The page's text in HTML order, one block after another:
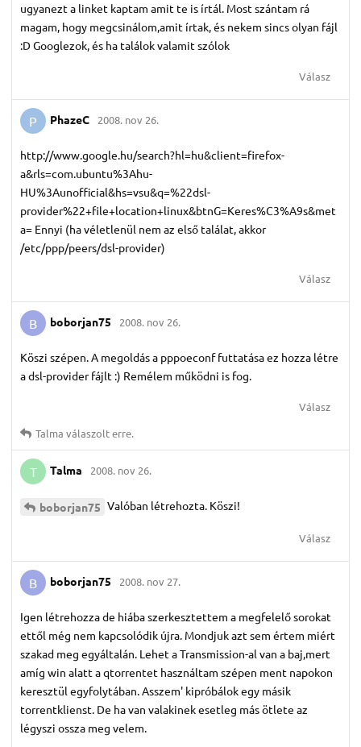
ugyanezt a linket kaptam amit te is írtál. Most szántam rá
magam, hogy megcsinálom,amit írtak, és nekem sincs olyan fájl
:D Googlezok, és ha találok valamit szólok
Válasz
P PhazeC 2008. nov 26.
http://www.google.hu/search?hl=hu&client=firefox-
a&rls=com.ubuntu%3Ahu-
HU%3Aunofficial&hs=vsu&q=%22dsl-
provider%22+file+location+linux&btnG=Keres%C3%A9s&met
a= Ennyi (ha véletlenül nem az első találat, akkor
/etc/ppp/peers/dsl-provider)
Válasz
B boborjan75 2008. nov 26.
Köszi szépen. A megoldás a pppoeconf futtatása ez hozza létre
a dsl-provider fájlt :) Remélem működni is fog.
Válasz
Talma válaszolt erre.
T Talma 2008. nov 26.
boborjan75 Valóban létrehozta. Köszi!
Válasz
B boborjan75 2008. nov 27.
Igen létrehozza de hiába szerkesztettem a megfelelő sorokat
ettől még nem kapcsolódik újra. Mondjuk azt sem értem miért
szakad meg egyáltalán. Lehet a Transmission-al van a baj,mert
amíg win alatt a qtorrentet használtam szépen ment napokon
keresztül egyfolytában. Asszem' kipróbálok egy másik
torrentklienst. De ha van valakinek esetleg más ötlete az
légyszi ossza meg velem.